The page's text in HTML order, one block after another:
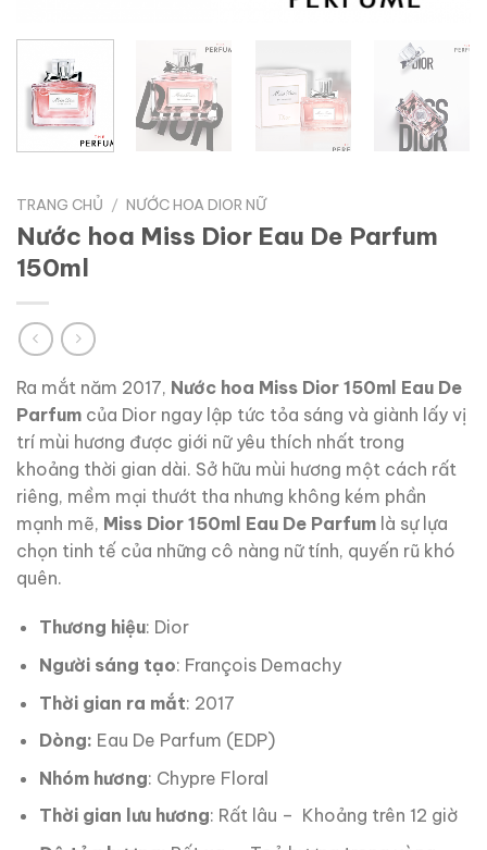
TRANG CHỦ / NƯỚC HOA DIOR NỮ
Nước hoa Miss Dior Eau De Parfum
150ml
Ra mắt năm 2017, Nước hoa Miss Dior 150ml Eau De
Parfum của Dior ngay lập tức tỏa sáng và giành lấy vị
trí mùi hương được giới nữ yêu thích nhất trong
khoảng thời gian dài. Sở hữu mùi hương một cách rất
riêng, mềm mại thướt tha nhưng không kém phần
mạnh mẽ, Miss Dior 150ml Eau De Parfum là sự lựa
chọn tinh tế của những cô nàng nữ tính, quyến rũ khó
quên.
Thương hiệu: Dior
Người sáng tạo: François Demachy
Thời gian ra mắt: 2017
Dòng: Eau De Parfum (EDP)
Nhóm hương: Chypre Floral
Thời gian lưu hương: Rất lâu – Khoảng trên 12 giờ